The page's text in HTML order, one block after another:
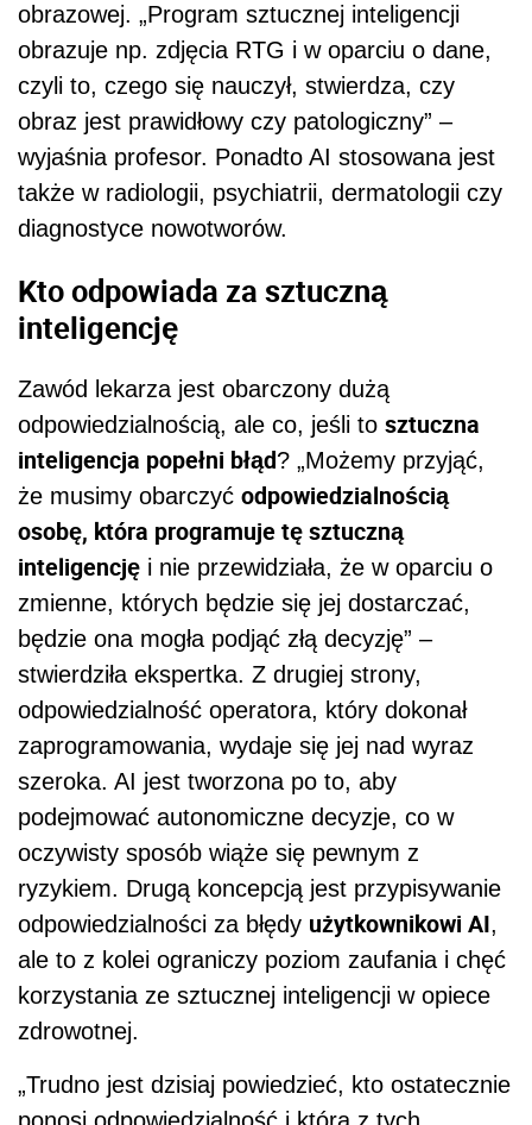
obrazowej. „Program sztucznej inteligencji
obrazuje np. zdjęcia RTG i w oparciu o dane,
czyli to, czego się nauczył, stwierdza, czy
obraz jest prawidłowy czy patologiczny” –
wyjaśnia profesor. Ponadto AI stosowana jest
także w radiologii, psychiatrii, dermatologii czy
diagnostyce nowotworów.
Kto odpowiada za sztuczną
inteligencję
Zawód lekarza jest obarczony dużą
odpowiedzialnością, ale co, jeśli to sztuczna
inteligencja popełni błąd? „Możemy przyjąć,
że musimy obarczyć odpowiedzialnością
osobę, która programuje tę sztuczną
inteligencję i nie przewidziała, że w oparciu o
zmienne, których będzie się jej dostarczać,
będzie ona mogła podjąć złą decyzję” –
stwierdziła ekspertka. Z drugiej strony,
odpowiedzialność operatora, który dokonał
zaprogramowania, wydaje się jej nad wyraz
szeroka. AI jest tworzona po to, aby
podejmować autonomiczne decyzje, co w
oczywisty sposób wiąże się pewnym z
ryzykiem. Drugą koncepcją jest przypisywanie
odpowiedzialności za błędy użytkownikowi AI,
ale to z kolei ograniczy poziom zaufania i chęć
korzystania ze sztucznej inteligencji w opiece
zdrowotnej.
„Trudno jest dzisiaj powiedzieć, kto ostatecznie